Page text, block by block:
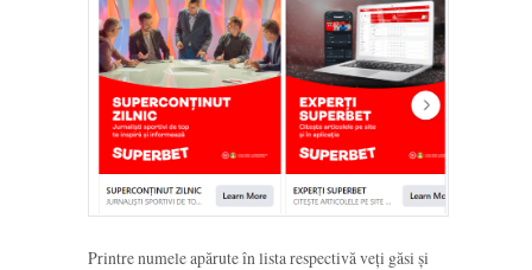
Printre numele apărute în lista respectivă veți găsi și